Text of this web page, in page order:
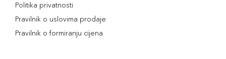
Politika privatnosti
Pravilnik o uslovima prodaje
Pravilnik o formiranju cijena